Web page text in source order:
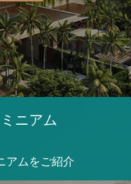
ニアム
アムをご紹介